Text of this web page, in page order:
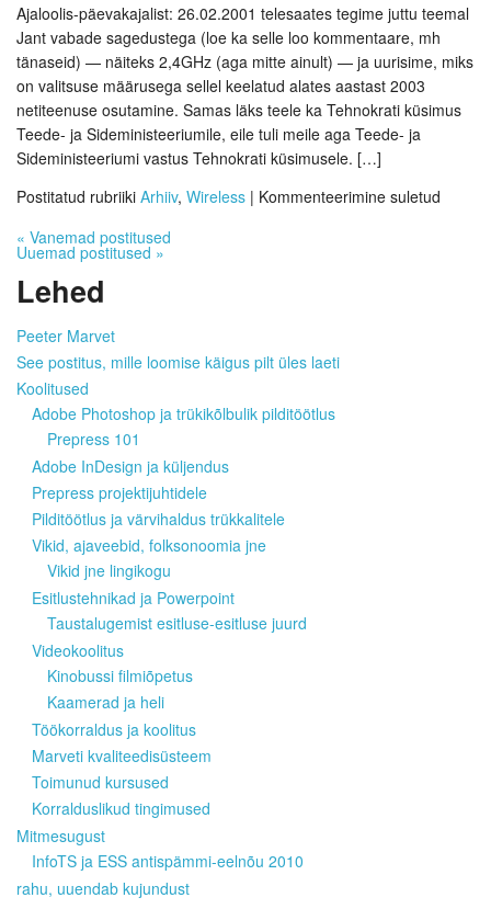
Ajaloolis-päevakajalist: 26.02.2001 telesaates tegime juttu teemal
Jant vabade sagedustega (loe ka selle loo kommentaare, mh
tänaseid) — näiteks 2,4GHz (aga mitte ainult) — ja uurisime, miks
on valitsuse määrusega sellel keelatud alates aastast 2003
netiteenuse osutamine. Samas läks teele ka Tehnokrati küsimus
Teede- ja Sideministeeriumile, eile tuli meile aga Teede- ja
Sideministeeriumi vastus Tehnokrati küsimusele. […]
Postitatud rubriiki Arhiiv, Wireless | Kommenteerimine suletud
« Vanemad postitused
Uuemad postitused »
Lehed
Peeter Marvet
See postitus, mille loomise käigus pilt üles laeti
Koolitused
Adobe Photoshop ja trükikõlbulik pilditöötlus
Prepress 101
Adobe InDesign ja küljendus
Prepress projektijuhtidele
Pilditöötlus ja värvihaldus trükkalitele
Vikid, ajaveebid, folksonoomia jne
Vikid jne lingikogu
Esitlustehnikad ja Powerpoint
Taustalugemist esitluse-esitluse juurd
Videokoolitus
Kinobussi filmiõpetus
Kaamerad ja heli
Töökorraldus ja koolitus
Marveti kvaliteedisüsteem
Toimunud kursused
Korralduslikud tingimused
Mitmesugust
InfoTS ja ESS antispämmi-eelnõu 2010
rahu, uuendab kujundust